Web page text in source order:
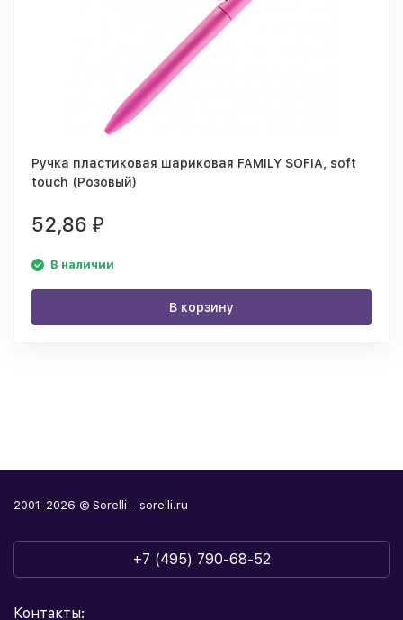
Ручка пластиковая шариковая FAMILY SOFIA, soft
touch (Розовый)
52,86 ₽
В наличии
В корзину
2001-2026 © Sorelli - sorelli.ru
+7 (495) 790-68-52
Контакты: